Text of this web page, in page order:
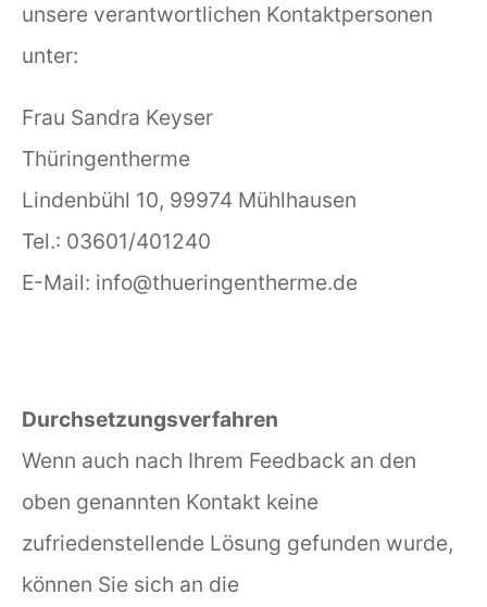
unsere verantwortlichen Kontaktpersonen
unter:
Frau Sandra Keyser
Thüringentherme
Lindenbühl 10, 99974 Mühlhausen
Tel.: 03601/401240
E-Mail: info@thueringentherme.de
Durchsetzungsverfahren
Wenn auch nach Ihrem Feedback an den
oben genannten Kontakt keine
zufriedenstellende Lösung gefunden wurde,
können Sie sich an die